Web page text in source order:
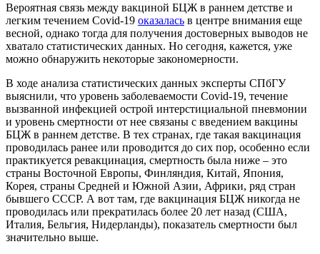
Вероятная связь между вакциной БЦЖ в раннем детстве и
легким течением Covid-19 оказалась в центре внимания еще
весной, однако тогда для получения достоверных выводов не
хватало статистических данных. Но сегодня, кажется, уже
можно обнаружить некоторые закономерности.
В ходе анализа статистических данных эксперты СПбГУ
выяснили, что уровень заболеваемости Covid-19, течение
вызванной инфекцией острой интерстициальной пневмонии
и уровень смертности от нее связаны с введением вакцины
БЦЖ в раннем детстве. В тех странах, где такая вакцинация
проводилась ранее или проводится до сих пор, особенно если
практикуется ревакцинация, смертность была ниже – это
страны Восточной Европы, Финляндия, Китай, Япония,
Корея, страны Средней и Южной Азии, Африки, ряд стран
бывшего СССР. А вот там, где вакцинация БЦЖ никогда не
проводилась или прекратилась более 20 лет назад (США,
Италия, Бельгия, Нидерланды), показатель смертности был
значительно выше.